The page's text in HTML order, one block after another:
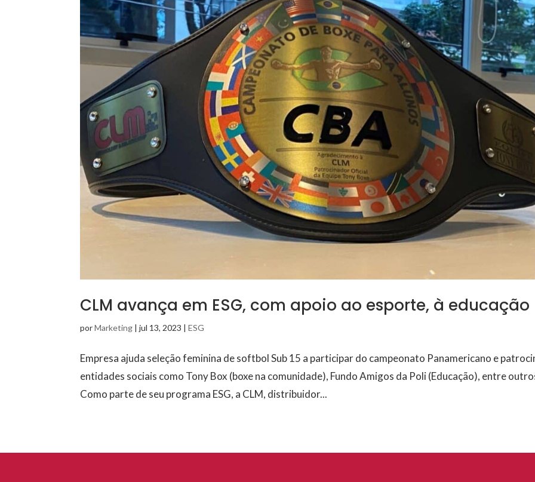
CLM avança em ESG, com apoio ao esporte, à educação
porMarketing |jul 13, 2023 |ESG
Empresa ajuda seleção feminina de softbol Sub 15 a participar do campeonato Panamericano e
entidades sociais como Tony Box (boxe na comunidade), Fundo Amigos da Poli (Educação), entre
Como parte de seu programa ESG, a CLM, distribuidor...